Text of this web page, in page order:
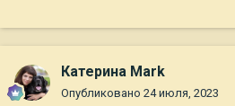
Катерина Mark
Опубликовано 24 июля, 2023